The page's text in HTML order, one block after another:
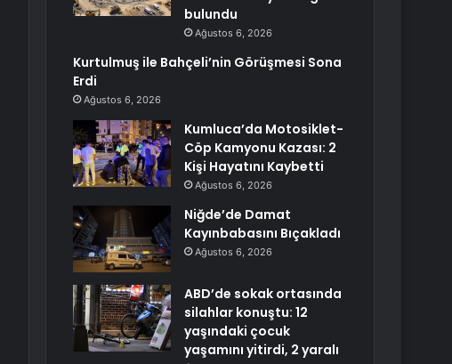
bulundu
Ağustos 6, 2026
Kurtulmuş ile Bahçeli’nin Görüşmesi Sona
Erdi
Ağustos 6, 2026
Kumluca’da Motosiklet-
Cöp Kamyonu Kazası: 2
Kişi Hayatını Kaybetti
Ağustos 6, 2026
Niğde’de Damat
Kayınbabasını Bıçakladı
Ağustos 6, 2026
ABD’de sokak ortasında
silahlar konuştu: 12
yaşındaki çocuk
yaşamını yitirdi, 2 yaralı